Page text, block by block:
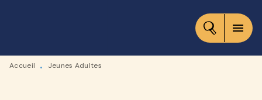
CONTENU
menu
Accueil • Jeunes Adultes